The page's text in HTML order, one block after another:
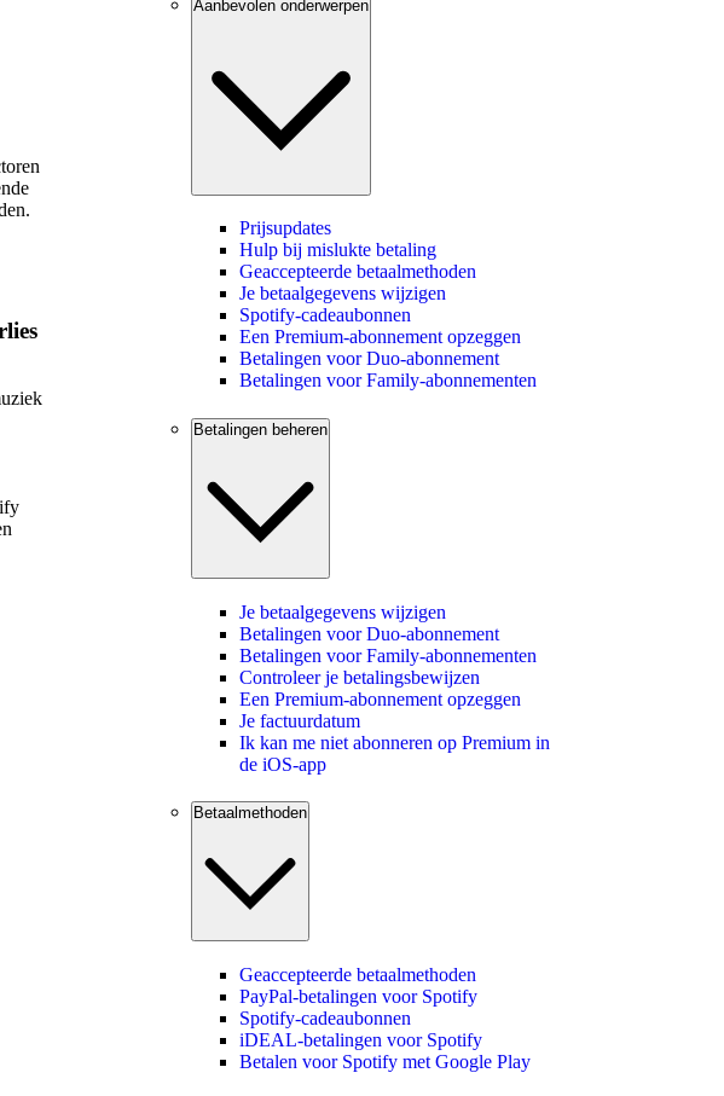
Aanbevolen onderwerpen
Prijsupdates
Hulp bij mislukte betaling
Geaccepteerde betaalmethoden
Je betaalgegevens wijzigen
Spotify-cadeaubonnen
Een Premium-abonnement opzeggen
Betalingen voor Duo-abonnement
Betalingen voor Family-abonnementen
Betalingen beheren
Je betaalgegevens wijzigen
Betalingen voor Duo-abonnement
Betalingen voor Family-abonnementen
Controleer je betalingsbewijzen
Een Premium-abonnement opzeggen
Je factuurdatum
Ik kan me niet abonneren op Premium in
de iOS-app
Betaalmethoden
Geaccepteerde betaalmethoden
PayPal-betalingen voor Spotify
Spotify-cadeaubonnen
iDEAL-betalingen voor Spotify
Betalen voor Spotify met Google Play